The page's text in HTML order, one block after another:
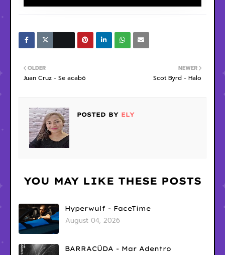
NEWER
Scot Byrd - Halo
OLDER
Juan Cruz - Se acabó
POSTED BY ELY
YOU MAY LIKE THESE POSTS
Hyperwulf - FaceTime
August 04, 2026
BARRACÜDA - Mar Adentro